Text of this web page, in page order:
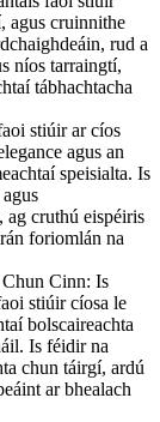
agus cruinnithe
rud a
níos tarraingtí,
tábhachtacha
stiúir ar cíos
agus an
speisialta. Is
ag cruthú eispéiris
foriomlán na
Chun Cinn: Is
stiúir cíosa le
bolscaireachta
Is féidir na
chun táirgí, ardú
ar bhealach